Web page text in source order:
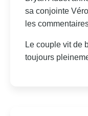
sa conjointe
les
Le couple vit de
toujours